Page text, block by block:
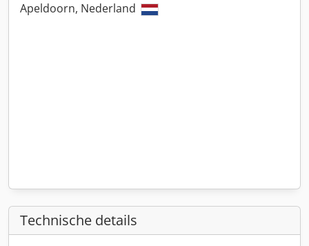
Apeldoorn, Nederland
Technische details